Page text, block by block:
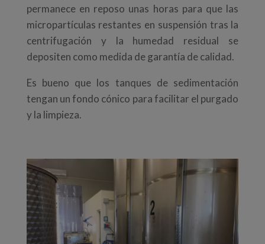
permanece en reposo unas horas para que las
micropartículas restantes en suspensión tras la
centrifugación y la humedad residual se
depositen como medida de garantía de calidad.
Es bueno que los tanques de sedimentación
tengan un fondo cónico para facilitar el purgado
y la limpieza.